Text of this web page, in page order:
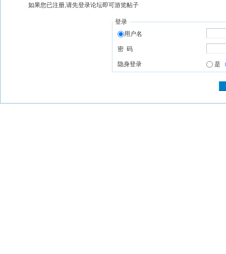
如果您已注册,请先登录论坛即可游览帖子
登录
用户名
密 码
隐身登录 是